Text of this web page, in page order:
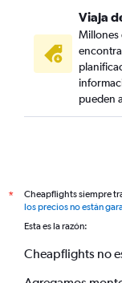
Viaja
Millones
pueden
*
Cheapflights siempre
los precios no están
Esta es la razón:
Cheapflights no